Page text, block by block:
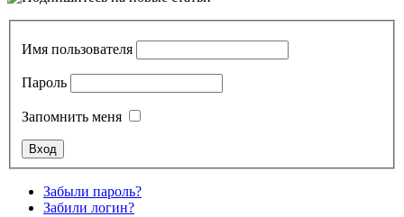
Имя пользователя
Пароль
Запомнить меня
Забыли пароль?
Забили логин?